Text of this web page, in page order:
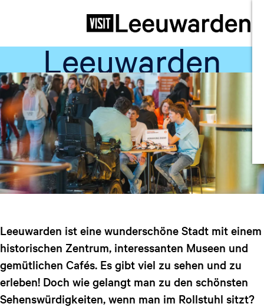
h
e
n
S
i
e
z
u
r
H
e
p
a
g
e
Im Rollstuhl durch
Leeuwarden
Annemarie Seunnenga
Leeuwarden ist eine wunderschöne Stadt mit einem
historischen Zentrum, interessanten Museen und
gemütlichen Cafés. Es gibt viel zu sehen und zu
erleben! Doch wie gelangt man zu den schönsten
Sehenswürdigkeiten, wenn man im Rollstuhl sitzt?